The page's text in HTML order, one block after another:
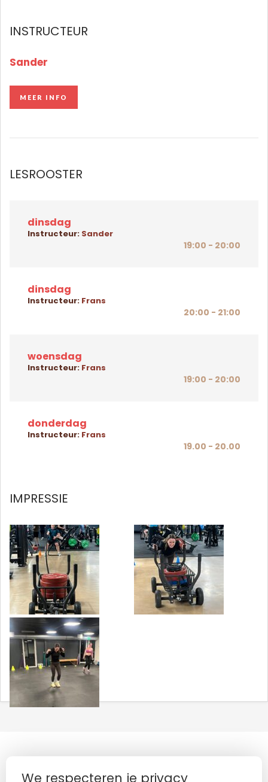
INSTRUCTEUR
Sander
MEER INFO
LESROOSTER
dinsdag
Instructeur: Sander
19:00 - 20:00
dinsdag
Instructeur: Frans
20:00 - 21:00
woensdag
Instructeur: Frans
19:00 - 20:00
donderdag
Instructeur: Frans
19.00 - 20.00
IMPRESSIE
We respecteren je privacy